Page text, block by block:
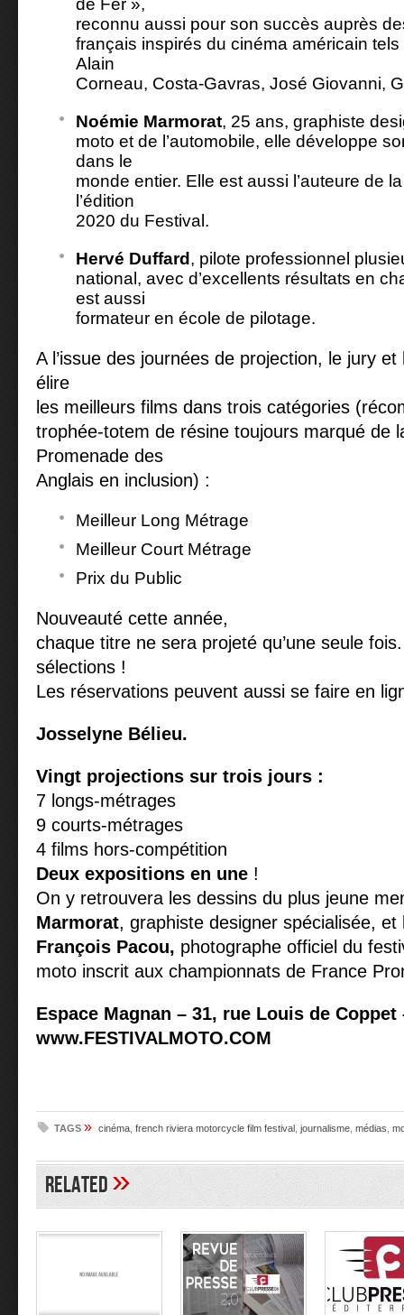
de Fer »,
reconnu aussi pour son succès auprès
français inspirés du cinéma américain
Alain
Corneau, Costa-Gavras, José Giovanni,
Noémie Marmorat, 25 ans, graphiste
moto et de l’automobile, elle développe
dans le
monde entier. Elle est aussi l’auteure de
l’édition
2020 du Festival.
Hervé Duffard , pilote professionnel
national, avec d’excellents résultats en
est aussi
formateur en école de pilotage.
A l’issue des journées de projection, le jury
élire
les meilleurs films dans trois catégories
trophée-totem de résine toujours marqué de
Promenade des
Anglais en inclusion) :
Meilleur Long Métrage
Meilleur Court Métrage
Prix du Public
Nouveauté cette année,
chaque titre ne sera projeté qu’une seule
sélections !
Les réservations peuvent aussi se faire en
Josselyne Bélieu.
Vingt projections sur trois jours :
7 longs-métrages
9 courts-métrages
4 films hors-compétition
Deux expositions en une !
On y retrouvera les dessins du plus jeune
Marmorat, graphiste designer spécialisée,
François Pacou, photographe officiel du
moto inscrit aux championnats de France
Espace Magnan – 31, rue Louis de Coppet
www.FESTIVALMOTO.COM
TAGS » cinéma, french riviera motorcycle film festival , journalisme, médias,
Related»